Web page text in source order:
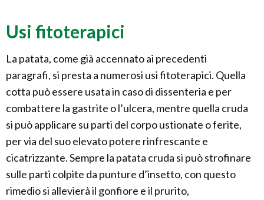
Usi fitoterapici
La patata, come già accennato ai precedenti
paragrafi, si presta a numerosi usi fitoterapici. Quella
cotta può essere usata in caso di dissenteria e per
combattere la gastrite o l’ulcera, mentre quella cruda
si può applicare su parti del corpo ustionate o ferite,
per via del suo elevato potere rinfrescante e
cicatrizzante. Sempre la patata cruda si può strofinare
sulle parti colpite da punture d’insetto, con questo
rimedio si allevierà il gonfiore e il prurito,